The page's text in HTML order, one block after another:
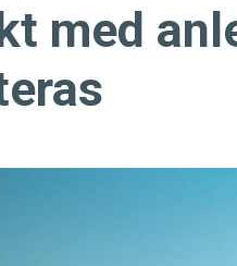
med